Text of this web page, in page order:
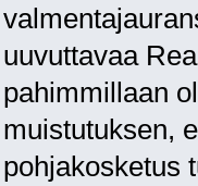
uuvuttavaa
pahimmillaan
muistutuksen,
pohjakosketus